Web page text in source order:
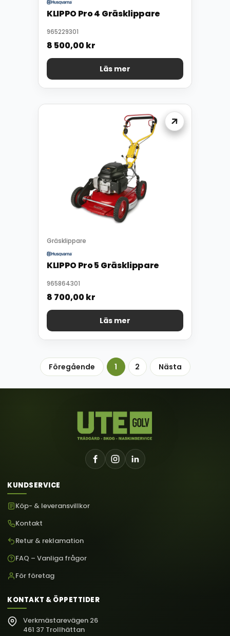
KLIPPO Pro 4 Gräsklippare
965229301
8 500,00kr
Läs mer
Gräsklippare
KLIPPO Pro 5 Gräsklippare
965864301
8 700,00kr
Läs mer
Föregående 1 2 Nästa
KUNDSERVICE
Köp- & leveransvillkor
Kontakt
Retur & reklamation
FAQ – Vanliga frågor
För företag
KONTAKT & ÖPPETTIDER
Verkmästarevägen 26
461 37 Trollhättan